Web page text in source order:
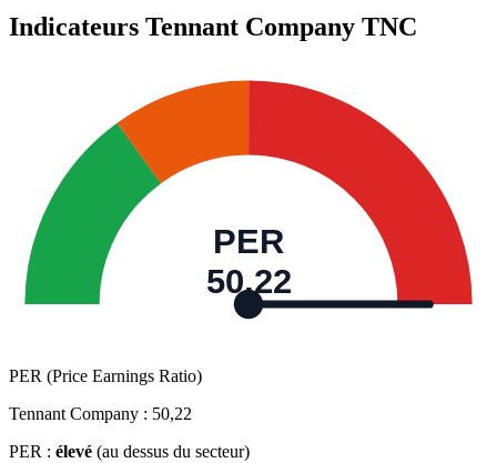
Indicateurs Tennant Company TNC
PER
50,22
PER (Price Earnings Ratio)
Tennant Company : 50,22
PER : élevé (au dessus du secteur)